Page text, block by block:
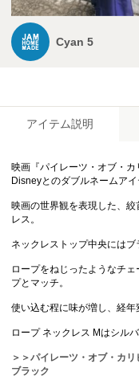
Cyan 5
アイテム説明
映画『パイレーツ・オブ・カ
Disneyとのダブルネームア
映画の世界観を表現した、
レス。
ネックレストップ中央にはブ
ロープをねじったようなチ
プとマッチ。
使い込む程に味が増し、経年
ロープ ネックレス Mはシル
＞＞パイレーツ・オブ・カ
ブラック